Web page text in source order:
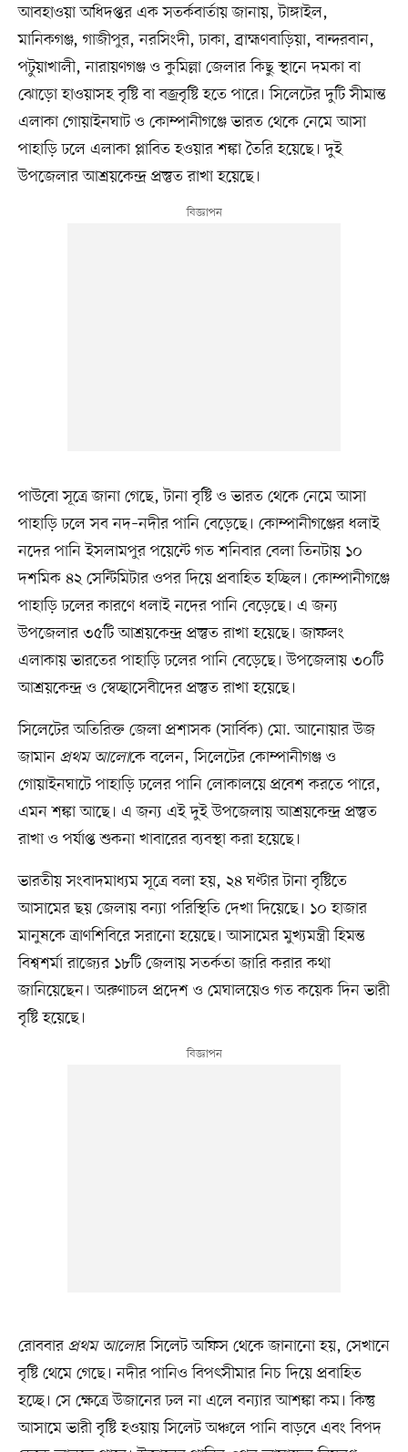
আবহাওয়া অধিদপ্তর এক সতর্কবার্তায় জানায়, টাঙ্গাইল,
মানিকগঞ্জ, গাজীপুর, নরসিংদী, ঢাকা, ব্রাহ্মণবাড়িয়া, বান্দরবান,
পটুয়াখালী, নারায়ণগঞ্জ ও কুমিল্লা জেলার কিছু স্থানে দমকা বা
ঝোড়ো হাওয়াসহ বৃষ্টি বা বজ্রবৃষ্টি হতে পারে। সিলেটের দুটি সীমান্ত
এলাকা গোয়াইনঘাট ও কোম্পানীগঞ্জে ভারত থেকে নেমে আসা
পাহাড়ি ঢলে এলাকা প্লাবিত হওয়ার শঙ্কা তৈরি হয়েছে। দুই
উপজেলার আশ্রয়কেন্দ্র প্রস্তুত রাখা হয়েছে।
পাউবো সূত্রে জানা গেছে, টানা বৃষ্টি ও ভারত থেকে নেমে আসা
পাহাড়ি ঢলে সব নদ–নদীর পানি বেড়েছে। কোম্পানীগঞ্জের ধলাই
নদের পানি ইসলামপুর পয়েন্টে গত শনিবার বেলা তিনটায় ১০
দশমিক ৪২ সেন্টিমিটার ওপর দিয়ে প্রবাহিত হচ্ছিল। কোম্পানীগঞ্জে
পাহাড়ি ঢলের কারণে ধলাই নদের পানি বেড়েছে। এ জন্য
উপজেলার ৩৫টি আশ্রয়কেন্দ্র প্রস্তুত রাখা হয়েছে। জাফলং
এলাকায় ভারতের পাহাড়ি ঢলের পানি বেড়েছে। উপজেলায় ৩০টি
আশ্রয়কেন্দ্র ও স্বেচ্ছাসেবীদের প্রস্তুত রাখা হয়েছে।
সিলেটের অতিরিক্ত জেলা প্রশাসক (সার্বিক) মো. আনোয়ার উজ
জামান প্রথম আলোকে বলেন, সিলেটের কোম্পানীগঞ্জ ও
গোয়াইনঘাটে পাহাড়ি ঢলের পানি লোকালয়ে প্রবেশ করতে পারে,
এমন শঙ্কা আছে। এ জন্য এই দুই উপজেলায় আশ্রয়কেন্দ্র প্রস্তুত
রাখা ও পর্যাপ্ত শুকনা খাবারের ব্যবস্থা করা হয়েছে।
ভারতীয় সংবাদমাধ্যম সূত্রে বলা হয়, ২৪ ঘণ্টার টানা বৃষ্টিতে
আসামের ছয় জেলায় বন্যা পরিস্থিতি দেখা দিয়েছে। ১০ হাজার
মানুষকে ত্রাণশিবিরে সরানো হয়েছে। আসামের মুখ্যমন্ত্রী হিমন্ত
বিশ্বশর্মা রাজ্যের ১৮টি জেলায় সতর্কতা জারি করার কথা
জানিয়েছেন। অরুণাচল প্রদেশ ও মেঘালয়েও গত কয়েক দিন ভারী
বৃষ্টি হয়েছে।
রোববার প্রথম আলোর সিলেট অফিস থেকে জানানো হয়, সেখানে
বৃষ্টি থেমে গেছে। নদীর পানিও বিপৎসীমার নিচ দিয়ে প্রবাহিত
হচ্ছে। সে ক্ষেত্রে উজানের ঢল না এলে বন্যার আশঙ্কা কম। কিন্তু
আসামে ভারী বৃষ্টি হওয়ায় সিলেট অঞ্চলে পানি বাড়বে এবং বিপদ